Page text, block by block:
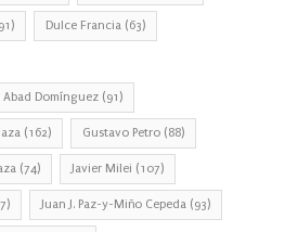
Dulce Francia (63)
Abad Domínguez (91)
(162) Gustavo Petro (88)
(74) Javier Milei (107)
Juan J. Paz-y-Miño Cepeda (93)